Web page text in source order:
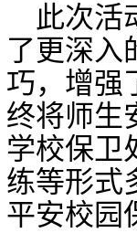
此次活
了更深入
巧，增强
终将师生
学校保卫
练等形式
平安校园